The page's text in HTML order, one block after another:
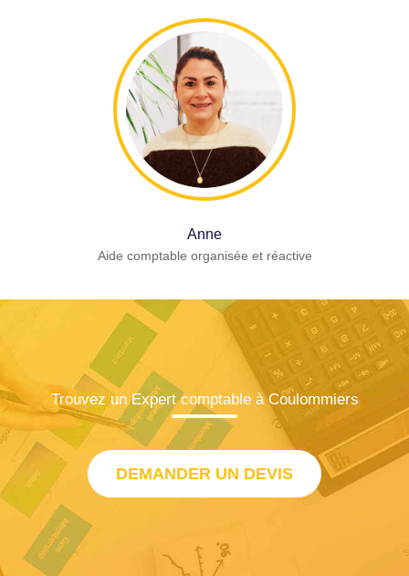
Anne
Aide comptable organisée et réactive
Trouvez un Expert comptable à Coulommiers
DEMANDER UN DEVIS